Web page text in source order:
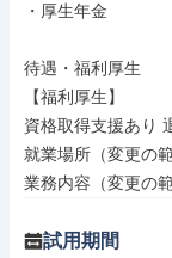
・厚生年金
待遇・福利厚生
【福利厚生】
資格取得支援あり
就業場所（変更の
業務内容（変更の
試用期間